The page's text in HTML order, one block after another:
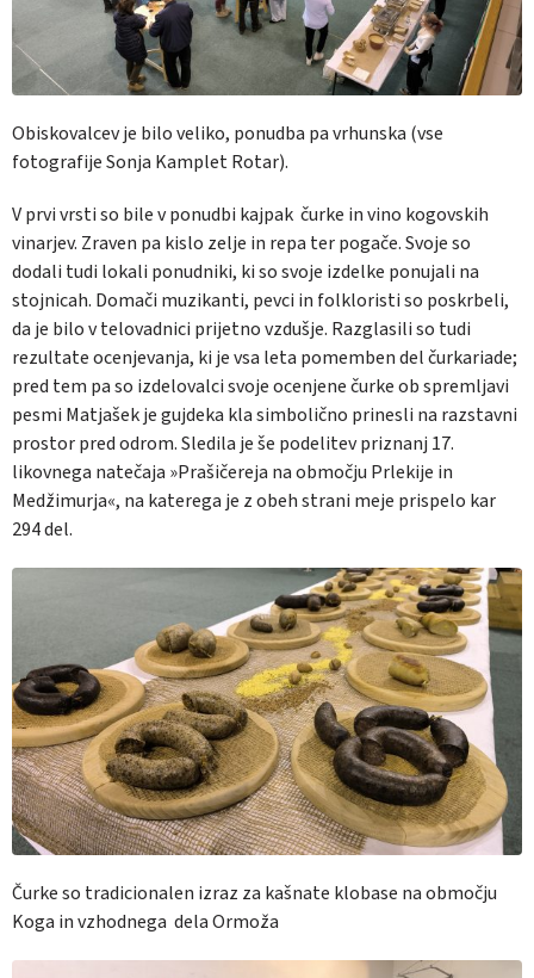
Obiskovalcev je bilo veliko, ponudba pa vrhunska (vse
fotografije Sonja Kamplet Rotar).
V prvi vrsti so bile v ponudbi kajpak čurke in vino kogovskih
vinarjev. Zraven pa kislo zelje in repa ter pogače. Svoje so
dodali tudi lokali ponudniki, ki so svoje izdelke ponujali na
stojnicah. Domači muzikanti, pevci in folkloristi so poskrbeli,
da je bilo v telovadnici prijetno vzdušje. Razglasili so tudi
rezultate ocenjevanja, ki je vsa leta pomemben del čurkariade;
pred tem pa so izdelovalci svoje ocenjene čurke ob spremljavi
pesmi Matjašek je gujdeka klasimbolično prinesli na razstavni
prostor pred odrom. Sledila je še podelitev priznanj 17.
likovnega natečaja »Prašičereja na območju Prlekije in
Medžimurja«, na katerega je z obeh strani meje prispelo kar
294 del.
Čurke so tradicionalen izraz za kašnate klobase na območju
Koga in vzhodnega dela Ormoža